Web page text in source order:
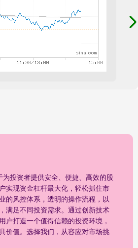
为投资者提供安全、便捷、高效的股
实现资金杠杆最大化，轻松抓住市
的风控体系，透明的操作流程，以
满足不同投资需求。通过创新技术
户打造一个值得信赖的投资环境，
价值。选择我们，从容应对市场挑